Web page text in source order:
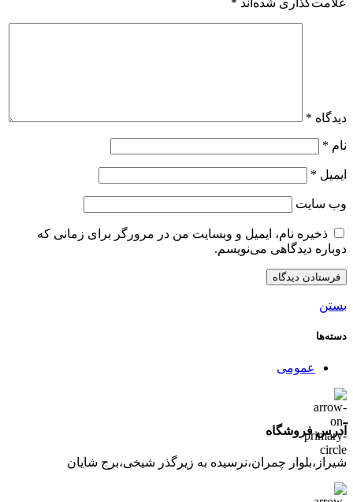
دیدگاه *
نام *
ایمیل *
وب‌ سایت
ذخیره نام، ایمیل و وبسایت من در مرورگر برای زمانی که
دوباره دیدگاهی می‌نویسم.
بستن
دسته‌ها
عمومی
آدرس فروشگاه
شیراز،بلوار چمران،نرسیده به زیرگذر شیخی،برج شایان